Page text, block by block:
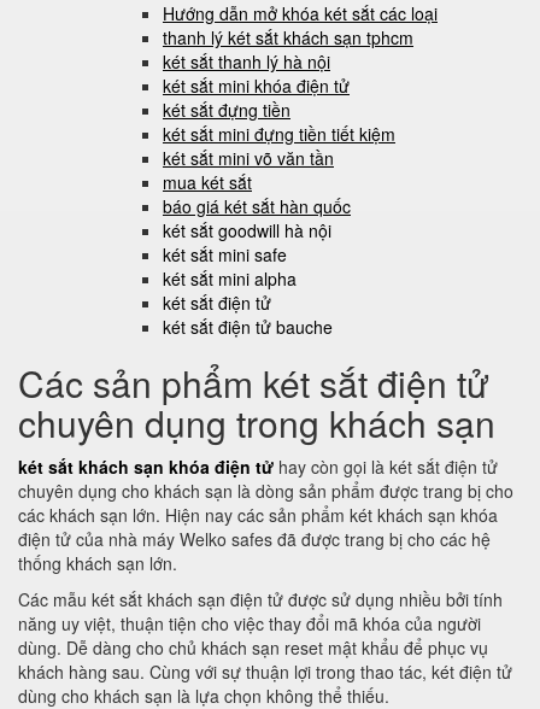
Hướng dẫn mở khóa két sắt các loại
thanh lý két sắt khách sạn tphcm
két sắt thanh lý hà nội
két sắt mini khóa điện tử
két sắt đựng tiền
két sắt mini đựng tiền tiết kiệm
két sắt mini võ văn tần
mua két sắt
báo giá két sắt hàn quốc
két sắt goodwill hà nội
két sắt mini safe
két sắt mini alpha
két sắt điện tử
két sắt điện tử bauche
Các sản phẩm két sắt điện tử
chuyên dụng trong khách sạn
két sắt khách sạn khóa điện tử hay còn gọi là két sắt điện tử
chuyên dụng cho khách sạn là dòng sản phẩm được trang bị cho
các khách sạn lớn. Hiện nay các sản phẩm két khách sạn khóa
điện tử của nhà máy Welko safes đã được trang bị cho các hệ
thống khách sạn lớn.
Các mẫu két sắt khách sạn điện tử được sử dụng nhiều bởi tính
năng uy việt, thuận tiện cho việc thay đổi mã khóa của người
dùng. Dễ dàng cho chủ khách sạn reset mật khẩu để phục vụ
khách hàng sau. Cùng với sự thuận lợi trong thao tác, két điện tử
dùng cho khách sạn là lựa chọn không thể thiếu.